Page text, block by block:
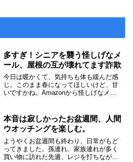
多すぎ！シニアを襲う怪しげなメ
ール、屋根の互が壊れてます詐欺
今日は暖かくて、気持ちも体も緩んだ感
じ。このまま春になってほしいけど、甘
いですかね。Amazonから怪しげなメー
人の住所と名前が書いてあります。そし
て、購入したものがだ...
本音は寂しかったお盆週間、人間
ウオッチングを楽しむ。
ようやくお盆週間も終わり、日常がもど
ってきました。孫連れ、家族連れが多く
買い物に訪れた先週、レジを打ちなが